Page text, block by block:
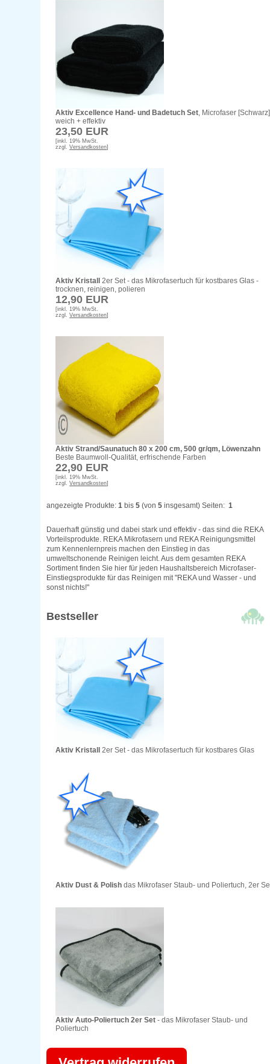
Aktiv Excellence Hand- und Badetuch Set, Microfaser [Schwarz]
weich + effektiv
23,50 EUR
[inkl. 19% MwSt.
zzgl.Versandkosten]
Aktiv Kristall
2er Set - das Mikrofasertuch für kostbares Glas -
trocknen, reinigen, polieren
12,90 EUR
[inkl. 19% MwSt.
zzgl.Versandkosten]
Aktiv Strand/Saunatuch 80 x 200 cm, 500 gr/qm, Löwenzahn
Beste Baumwoll-Qualität, erfrischende Farben
22,90 EUR
[inkl. 19% MwSt.
zzgl.Versandkosten]
angezeigte Produkte:1 bis5 (von5 insgesamt) Seiten:1
Dauerhaft günstig und dabei stark und effektiv - das sind die REKA
Vorteilsprodukte. REKA Mikrofasern und REKA Reinigungsmittel
zum Kennenlernpreis machen den Einstieg in das
umweltschonende Reinigen leicht. Aus dem gesamten REKA
Sortiment finden Sie hier für jeden Haushaltsbereich Microfaser-
Einstiegsprodukte für das Reinigen mit "REKA und Wasser - und
sonst nichts!"
Bestseller
Aktiv Kristall 2er Set - das Mikrofasertuch für kostbares Glas
Aktiv Dust & Polish das Mikrofaser Staub- und Poliertuch, 2er
Aktiv Auto-Poliertuch 2er Set - das Mikrofaser Staub- und
Poliertuch